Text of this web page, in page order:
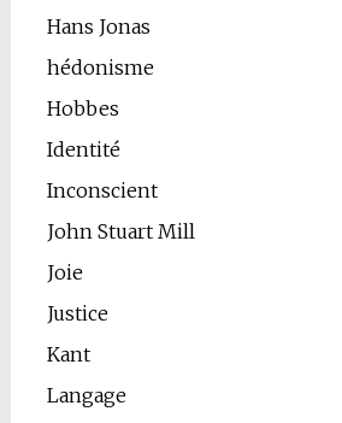
Hans Jonas
hédonisme
Hobbes
Identité
Inconscient
John Stuart Mill
Joie
Justice
Kant
Langage